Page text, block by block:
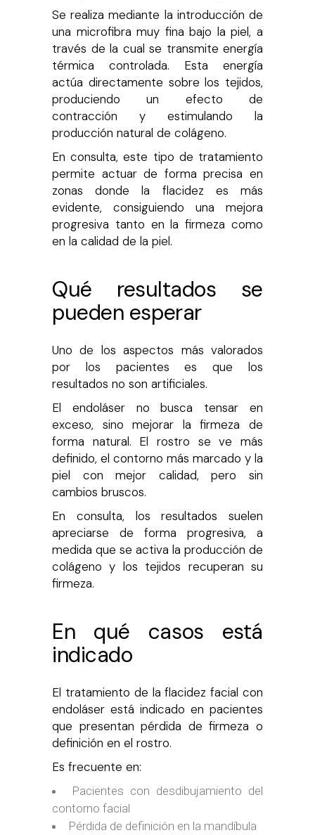
Se realiza mediante la introducción de
una microfibra muy fina bajo la piel, a
través de la cual se transmite energía
térmica controlada. Esta energía
actúa directamente sobre los tejidos,
produciendo un efecto de
contracción y estimulando la
producción natural de colágeno.
En consulta, este tipo de tratamiento
permite actuar de forma precisa en
zonas donde la flacidez es más
evidente, consiguiendo una mejora
progresiva tanto en la firmeza como
en la calidad de la piel.
Qué resultados se
pueden esperar
Uno de los aspectos más valorados
por los pacientes es que los
resultados no son artificiales.
El endoláser no busca tensar en
exceso, sino mejorar la firmeza de
forma natural. El rostro se ve más
definido, el contorno más marcado y la
piel con mejor calidad, pero sin
cambios bruscos.
En consulta, los resultados suelen
apreciarse de forma progresiva, a
medida que se activa la producción de
colágeno y los tejidos recuperan su
firmeza.
En qué casos está
indicado
El tratamiento de la flacidez facial con
endoláser está indicado en pacientes
que presentan pérdida de firmeza o
definición en el rostro.
Es frecuente en:
Pacientes con desdibujamiento del
contorno facial
Pérdida de definición en la mandíbula